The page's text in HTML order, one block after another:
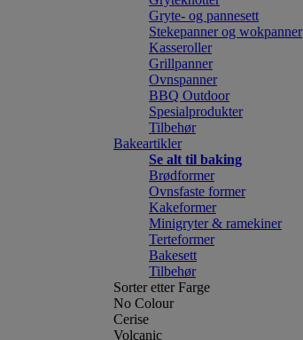
Gryte- og pannesett
Stekepanner og wokpanner
Kasseroller
Grillpanner
Ovnspanner
BBQ Outdoor
Spesialprodukter
Tilbehør
Bakeartikler
Se alt til baking
Brødformer
Ovnsfaste former
Kakeformer
Minigryter & ramekiner
Terteformer
Bakesett
Tilbehør
Sorter etter Farge
No Colour
Cerise
Volcanic